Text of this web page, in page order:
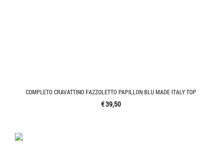
COMPLETO CRAVATTINO FAZZOLETTO PAPILLON BLU MADE ITALY TOP
€ 39,50